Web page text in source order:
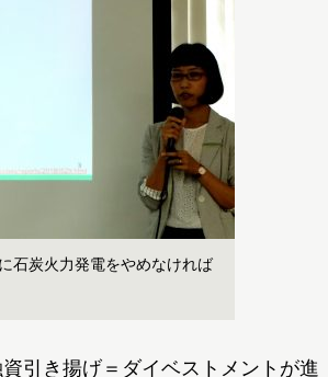
石炭火力発電をやめなければ
引き揚げ＝ダイベストメントが進